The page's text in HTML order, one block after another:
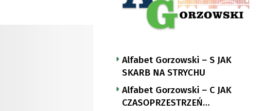
Alfabet Gorzowski – S JAK
SKARB NA STRYCHU
Alfabet Gorzowski – C JAK
CZASOPRZESTRZEŃ